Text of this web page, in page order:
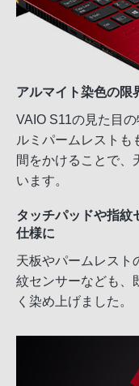
アルマイト染色の限
VAIO S11の見た目
ルミパームレストも
間をかけることで、
います。
タッチパッドや指紋
仕様に
天板やパームレスト
紋センサーなども、
く染め上げました。